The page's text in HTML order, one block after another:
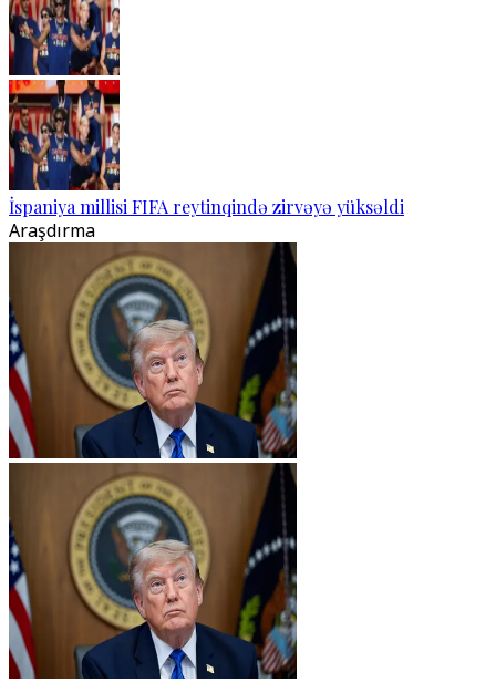
İspaniya millisi FIFA reytinqində zirvəyə yüksəldi
Araşdırma